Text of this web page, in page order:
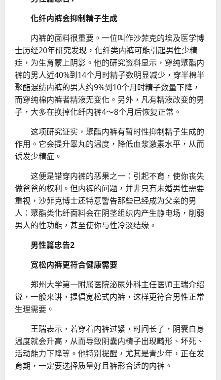
化纤内裤会抑制精子生成
内裤的面料很重要。一位叫作沙菲克的埃及医学博
士历经20年研究发现，化纤类内裤可能引起男性少精
症，为生育蒙上阴影。他的研究资料显示，穿纯聚酯内
裤的男人近40%到14个月时精子数明显减少，穿半棉半
聚酯混纺内裤的男人约9%到10个月时精子数量下降，
而穿纯棉内裤者精液无变化。另外，凡有精液改变的男
子，大多在换掉化纤内裤4～8个月后恢复正常。
这项研究证实，聚酯内裤有暂时性抑制精子生成的
作用。它会提升睾丸的温度，降低血浆激素水平，从而
诱发少精症。
这便是错穿内裤的恶果之一：引起不育，使你丧失
做爸爸的权利。但内裤的问题，并非只有未婚男性需要
重视，沙菲克博士还特意警告那些已经成为父亲的男
人：聚酯类化纤面料会在阴茎组织内产生静电场，削弱
男人的性功能，甚至使你与性冷淡结缘。
男性篇忠告2
宽松内裤更符合健康需要
郑州大学第一附属医院泌尿外科主任医师王瑞介绍
说，一般来讲，提倡宽松式内裤，这样更符合男性正常
生理需要。
王瑞表示，若穿着内裤过紧，时间长了，阴囊自身
温度就会升高，从而导致阴囊内精子出现畸形、坏死、
活动能力下降等。他特别提醒，尤其是青少年，正在发
育期，一定要选择质量好且裤形合适的内裤。